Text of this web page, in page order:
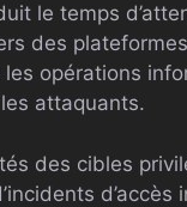
le temps
des
opérations
attaquants.​
des cibles
d’accès